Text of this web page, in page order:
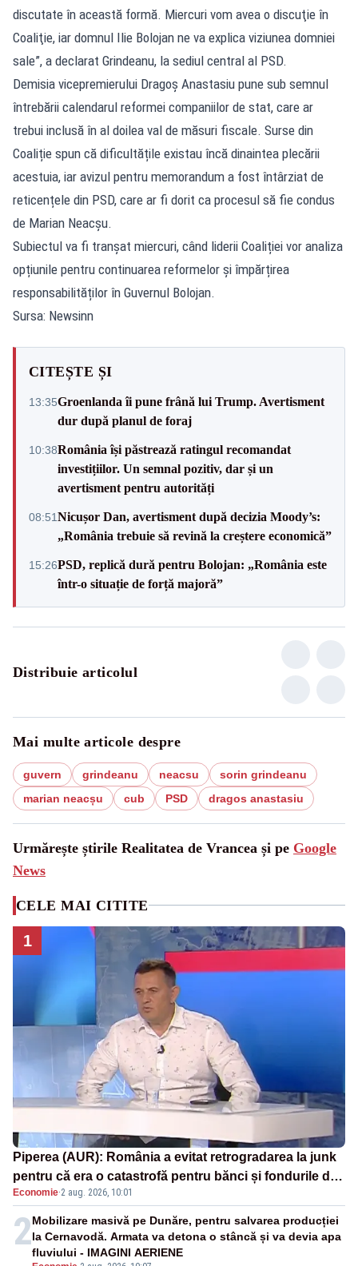
discutate în această formă. Miercuri vom avea o discuţie în
Coaliţie, iar domnul Ilie Bolojan ne va explica viziunea domniei
sale”, a declarat Grindeanu, la sediul central al PSD.
Demisia vicepremierului Dragoș Anastasiu pune sub semnul
întrebării calendarul reformei companiilor de stat, care ar
trebui inclusă în al doilea val de măsuri fiscale. Surse din
Coaliție spun că dificultățile existau încă dinaintea plecării
acestuia, iar avizul pentru memorandum a fost întârziat de
reticențele din PSD, care ar fi dorit ca procesul să fie condus
de Marian Neacșu.
Subiectul va fi tranșat miercuri, când liderii Coaliției vor analiza
opțiunile pentru continuarea reformelor și împărțirea
responsabilităților în Guvernul Bolojan.
Sursa: Newsinn
CITEȘTE ȘI
13:35Groenlanda îi pune frână lui Trump. Avertisment
dur după planul de foraj
10:38România își păstrează ratingul recomandat
investițiilor. Un semnal pozitiv, dar și un
avertisment pentru autorități
08:51Nicușor Dan, avertisment după decizia Moody’s:
„România trebuie să revină la creștere economică”
15:26PSD, replică dură pentru Bolojan: „România este
într-o situație de forță majoră”
Distribuie articolul
Mai multe articole despre
guvern grindeanu neacsu
sorin grindeanu
marian neacșu
cub PSD dragos anastasiu
Urmărește știrile Realitatea de Vrancea și pe Google
News
CELE MAI CITITE
1
Piperea (AUR): România a evitat retrogradarea la junk
pentru că era o catastrofă pentru bănci și fondurile de
pensii
Economie·2 aug. 2026, 10:01
2Mobilizare masivă pe Dunăre, pentru salvarea producției
la Cernavodă. Armata va detona o stâncă și va devia apa
fluviului - IMAGINI AERIENE